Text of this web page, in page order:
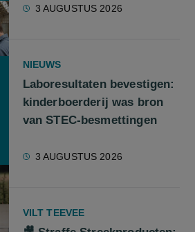
3 AUGUSTUS 2026
NIEUWS
Laboresultaten bevestigen:
kinderboerderij was bron
van STEC-besmettingen
3 AUGUSTUS 2026
VILT TEEVEE